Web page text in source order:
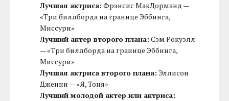
Лучшая актриса: Фрэнсис МакДорманд —
«Три биллборда на границе Эббинга,
Миссури»
Лучший актер второго плана: Сэм Рокуэлл
— «Три биллборда на границе Эббинга,
Миссури»
Лучшая актриса второго плана: Эллисон
Дженни — «Я, Тоня»
Лучший молодой актер или актриса: